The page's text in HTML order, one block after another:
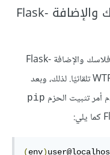
الخطوة الأولى - تثبيت فلاسك والإضافة Flask-
سنعمل في هذه الخطوة على تثبيت كل من فلاسك والإضافة Flask-
WTF والتي بدورها ستثبّت المكتبة WTForms تلقائيًا. لذلك، وبعد
أمر تثبيت الحزم pip
(env)